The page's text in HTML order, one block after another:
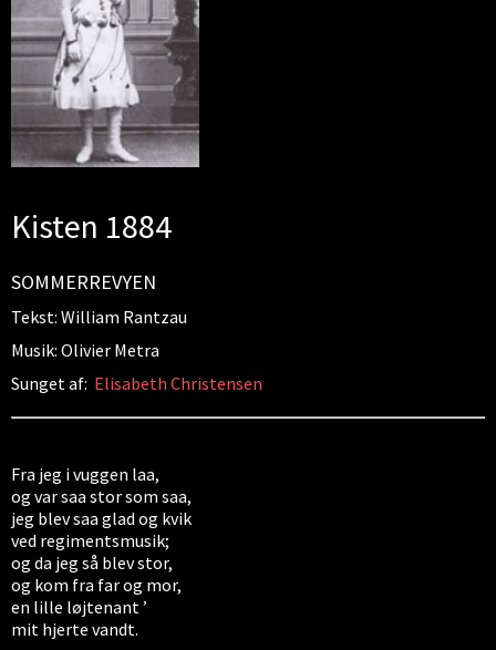
Kisten 1884
SOMMERREVYEN
Tekst: William Rantzau
Musik: Olivier Metra
Sunget af: Elisabeth Christensen
Fra jeg i vuggen laa,
og var saa stor som saa,
jeg blev saa glad og kvik
ved regimentsmusik;
og da jeg så blev stor,
og kom fra far og mor,
en lille løjtenant ’
mit hjerte vandt.